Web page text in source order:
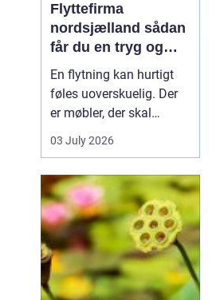
Flyttefirma
nordsjælland sådan
får du en tryg og
effektiv flytning
En flytning kan hurtigt
føles uoverskuelig. Der
er møbler, der skal
bæres, kasser der skal
pakkes, og ofte en stram
Mange i Nordsjælland
vælger derfor at bruge et
professionelt flyttefirma,
som kan tage sig af det
tunge arbej...
03 July 2026